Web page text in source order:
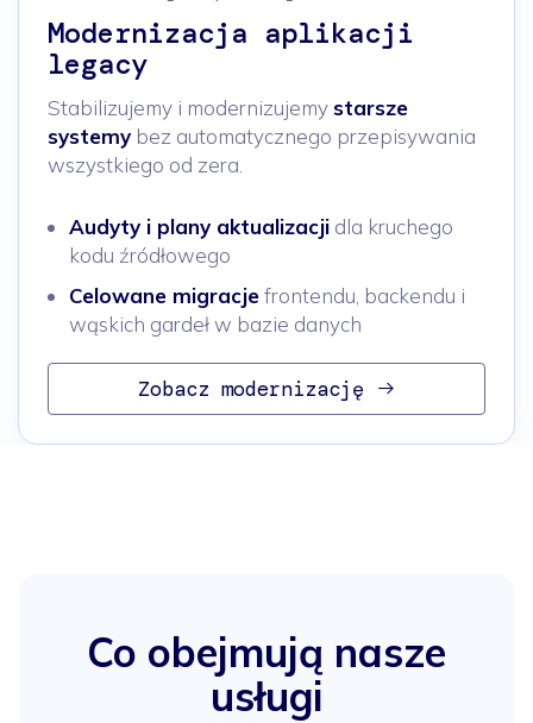
Modernizacja aplikacji
legacy
Stabilizujemy i modernizujemystarsze
systemy bez automatycznego przepisywania
wszystkiego od zera.
Audyty i plany aktualizacji dla kruchego
kodu źródłowego
Celowane migracjefrontendu, backendu i
wąskich gardeł w bazie danych
Zobacz modernizację
Co obejmują nasze
usługi